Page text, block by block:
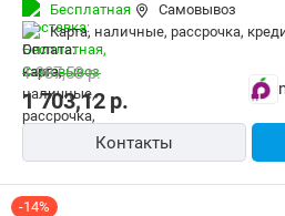
Бесплатная
Самовывоз
карта, наличные, рассрочка,
1 703,12р.
1 987,58р.
Контакты
-14%